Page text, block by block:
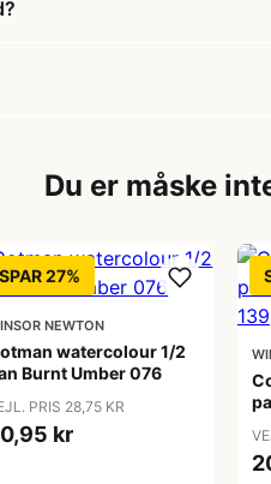
Du er måske
SPAR 27%
NEWTON
watercolour 1/2
Burnt Umber 076
PRIS 28,75 KR
kr